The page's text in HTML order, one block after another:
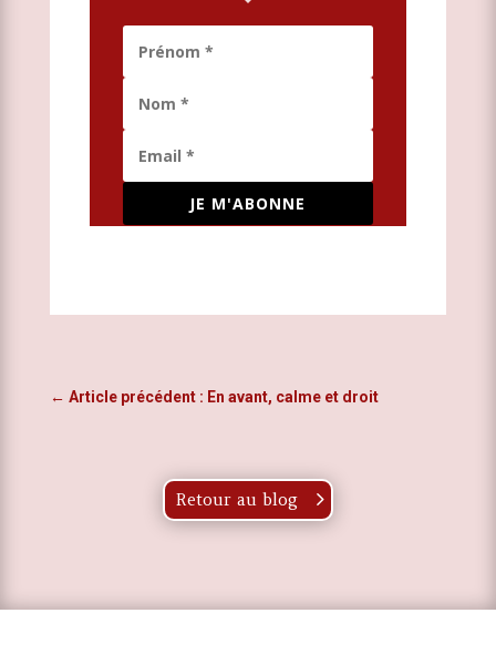
JE M'ABONNE
← Article précédent : En avant, calme et droit
Retour au blog